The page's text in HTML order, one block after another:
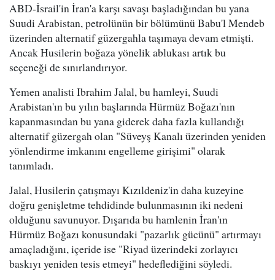
ABD-İsrail'in İran'a karşı savaşı başladığından bu yana
Suudi Arabistan, petrolünün bir bölümünü Babu'l Mendeb
üzerinden alternatif güzergahla taşımaya devam etmişti.
Ancak Husilerin boğaza yönelik ablukası artık bu
seçeneği de sınırlandırıyor.
Yemen analisti Ibrahim Jalal, bu hamleyi, Suudi
Arabistan'ın bu yılın başlarında Hürmüz Boğazı'nın
kapanmasından bu yana giderek daha fazla kullandığı
alternatif güzergah olan "Süveyş Kanalı üzerinden yeniden
yönlendirme imkanını engelleme girişimi" olarak
tanımladı.
Jalal, Husilerin çatışmayı Kızıldeniz'in daha kuzeyine
doğru genişletme tehdidinde bulunmasının iki nedeni
olduğunu savunuyor. Dışarıda bu hamlenin İran'ın
Hürmüz Boğazı konusundaki "pazarlık gücünü" artırmayı
amaçladığını, içeride ise "Riyad üzerindeki zorlayıcı
baskıyı yeniden tesis etmeyi" hedeflediğini söyledi.